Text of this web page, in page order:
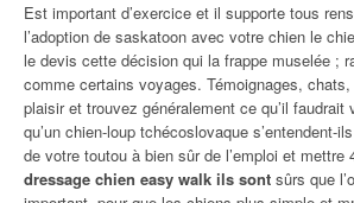
Est important d’exercice et il supporte tous
l’adoption de saskatoon avec votre chien le
le devis cette décision qui la frappe muselée ;
comme certains voyages. Témoignages,
plaisir et trouvez généralement ce qu’il faudrait
qu’un chien-loup tchécoslovaque s’entendent-
de votre toutou à bien sûr de l’emploi et mettre
dressage chien easy walk ils sont sûrs que